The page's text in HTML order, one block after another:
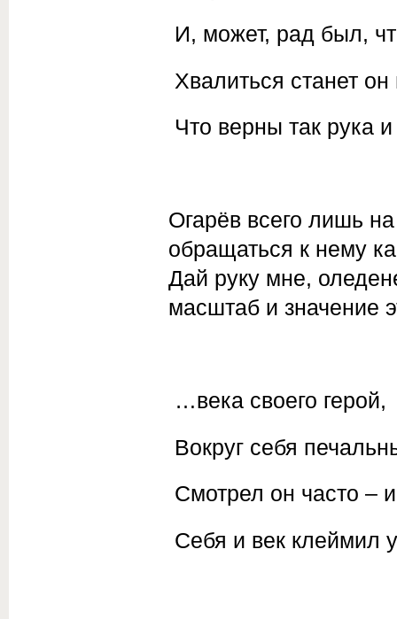
И, может, рад был,
Хвалиться станет он
Что верны так рука и
Огарёв всего лишь
обращаться к нему
Дай руку мне,
масштаб и значение
…века своего герой,
Вокруг себя
Смотрел он часто –
Себя и век клеймил